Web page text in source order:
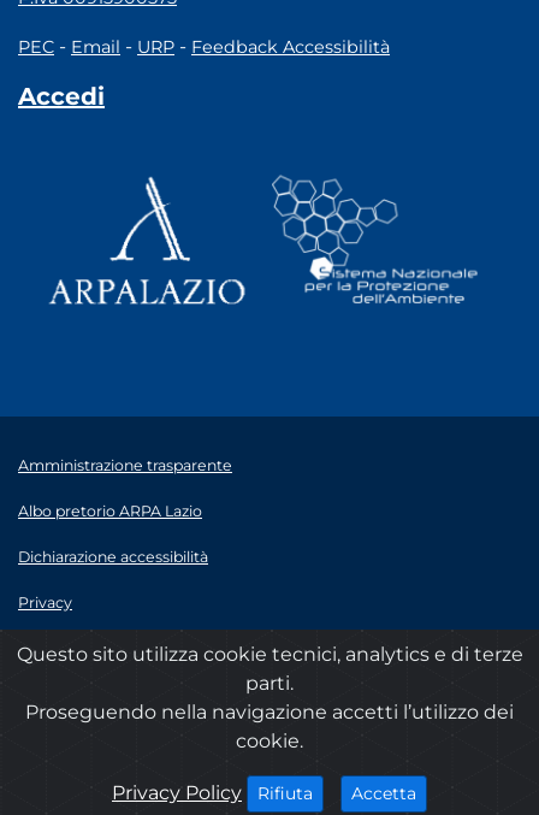
PEC - Email - URP - Feedback Accessibilità
Accedi
Amministrazione trasparente
Albo pretorio ARPA Lazio
Dichiarazione accessibilità
Privacy
Note legali
© 2020 ARPA Lazio - P.Iva 00915900575
Questo sito utilizza cookie tecnici, analytics e di terze
parti.
Proseguendo nella navigazione accetti l’utilizzo dei
cookie.
Privacy Policycookies
Rifiuta i cookiesAccetta